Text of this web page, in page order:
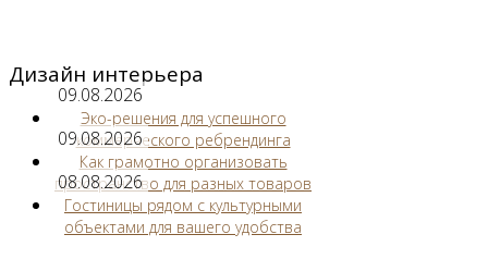
Дизайн интерьера
09.08.2026
Эко-решения для успешного
коммерческого ребрендинга
09.08.2026
Как грамотно организовать
пространство для разных товаров
08.08.2026
Гостиницы рядом с культурными
объектами для вашего удобства